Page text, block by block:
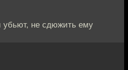
не сдюжить ему